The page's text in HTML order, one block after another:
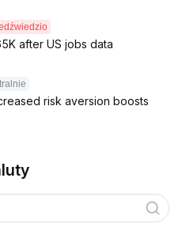
after US jobs data
risk aversion boosts